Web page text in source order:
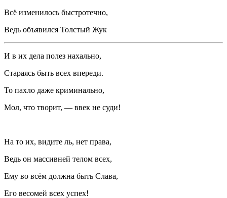
Всё изменилось быстротечно,
Ведь объявился Толстый Жук
И в их дела полез нахально,
Стараясь быть всех впереди.
То пахло даже криминально,
Мол, что творит, — ввек не суди!
На то их, видите ль, нет права,
Ведь он массивней телом всех,
Ему во всём должна быть Слава,
Его весомей всех успех!